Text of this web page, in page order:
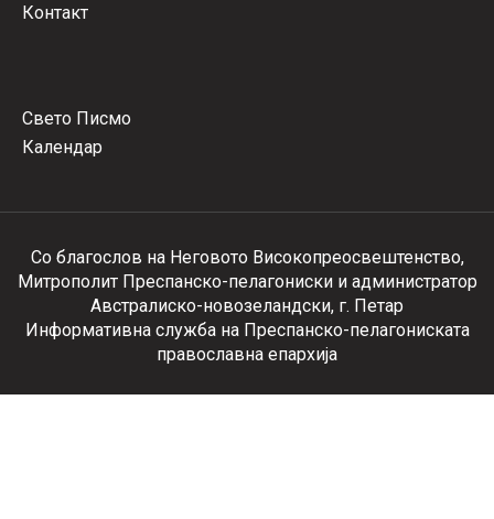
Контакт
Свето Писмо
Календар
Со благослов на Неговото Високопреосвештенство,
Митрополит Преспанско-пелагониски и администратор
Австралиско-новозеландски, г. Петар
Информативна служба на Преспанско-пелагониската
православна епархија